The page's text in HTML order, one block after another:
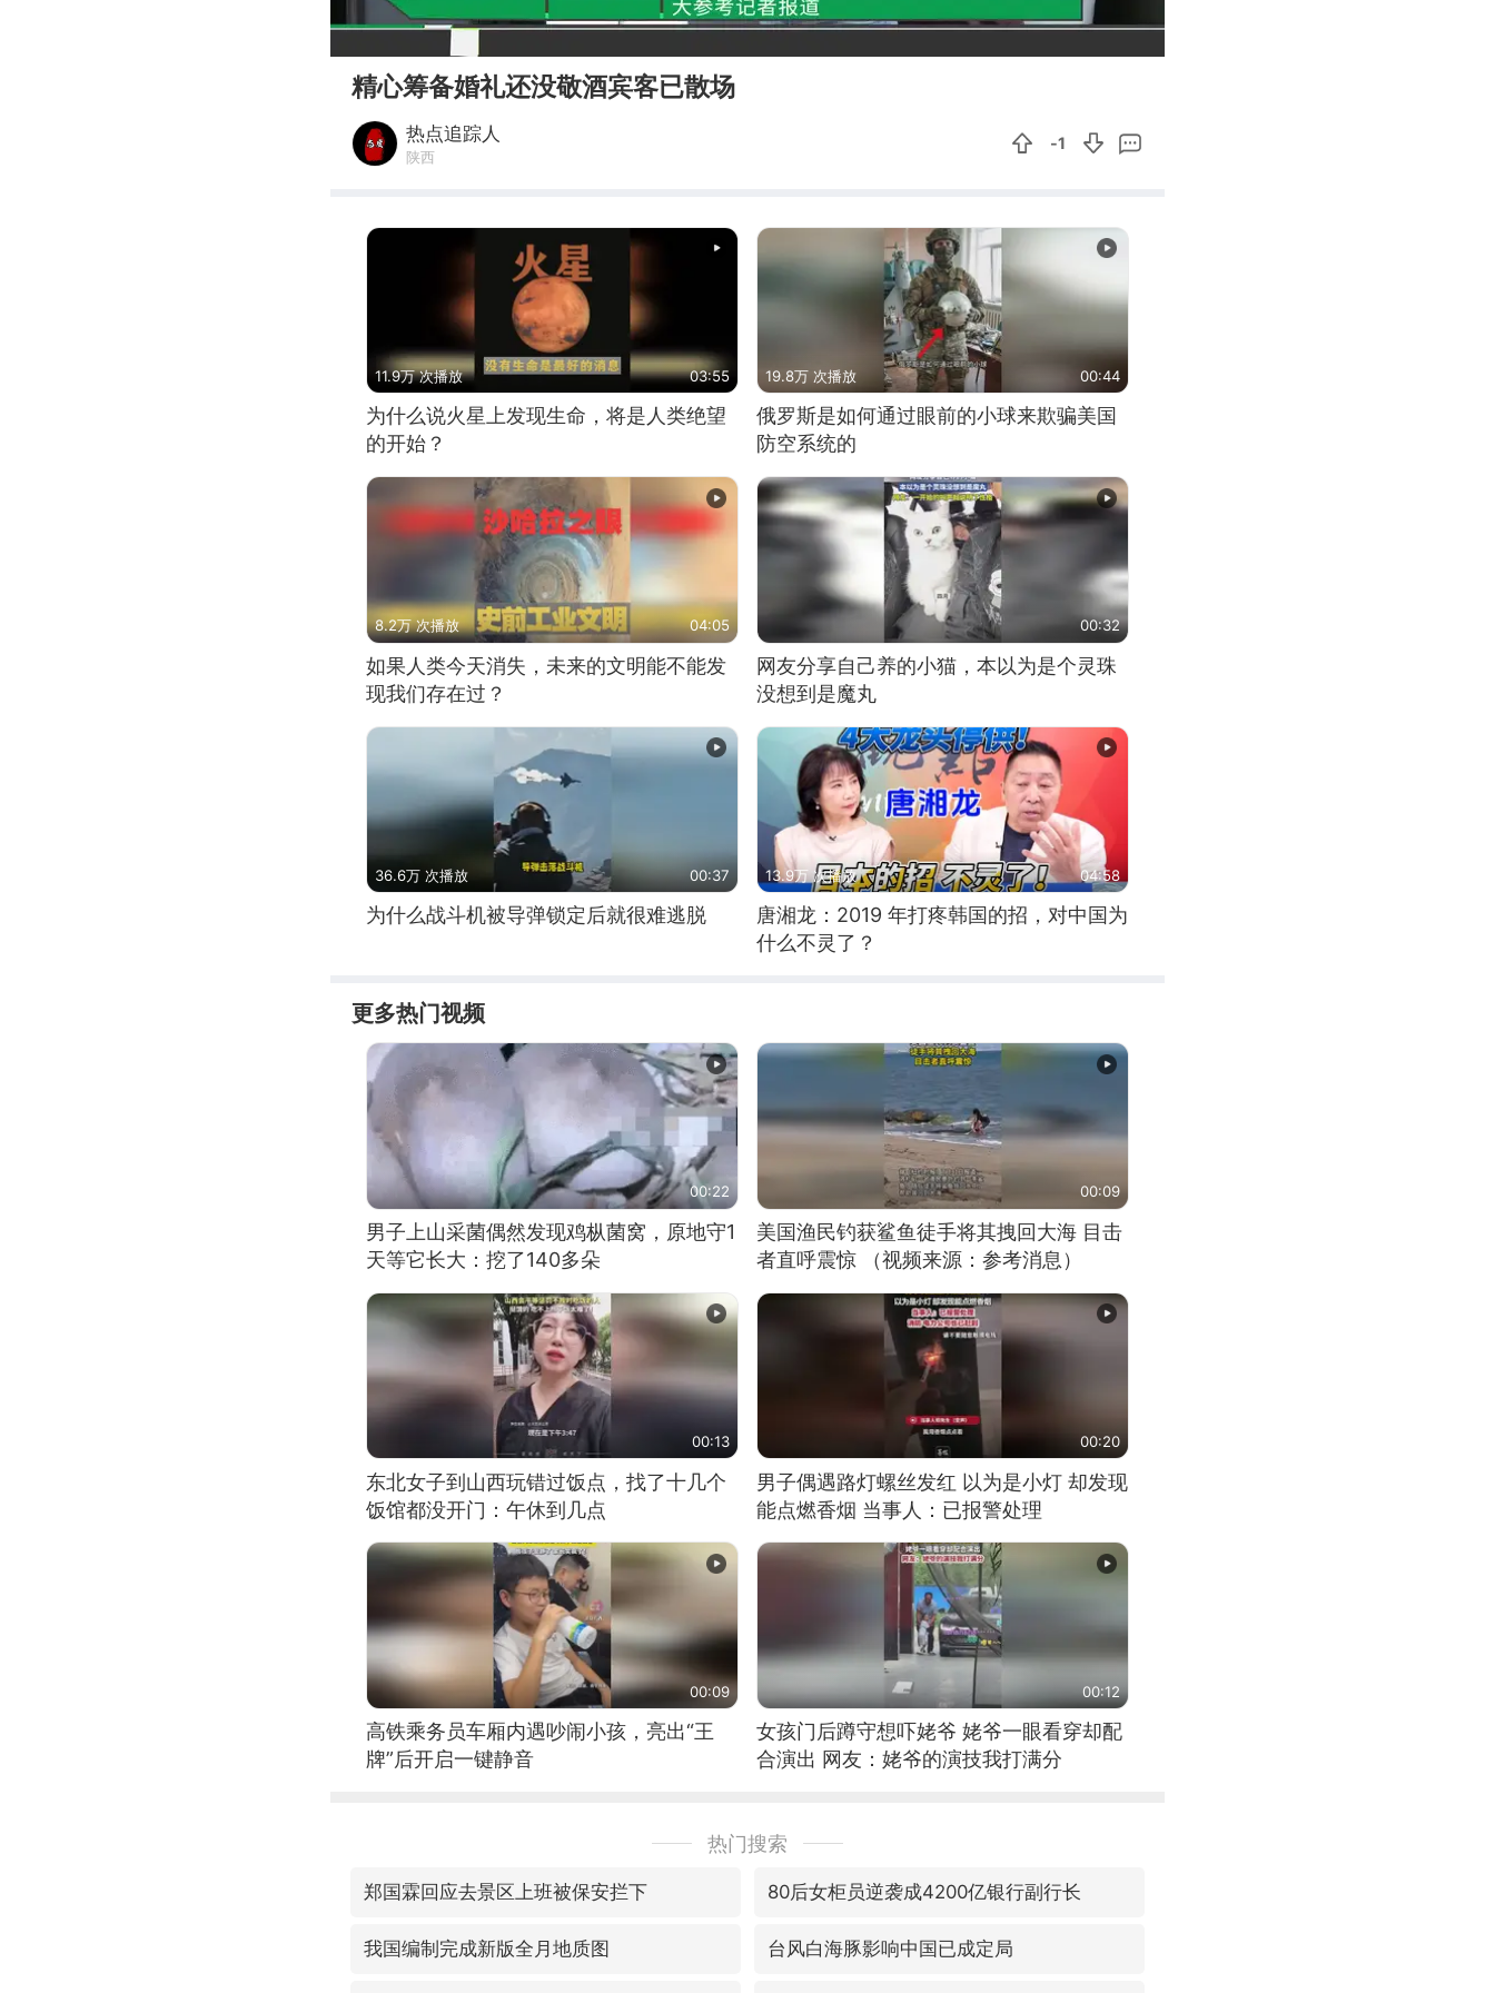
精心筹备婚礼还没敬酒宾客已散场
热点追踪人
陕西
-1
11.9万 次播放 03:55
为什么说火星上发现生命，将是人类绝望
的开始？
19.8万 次播放 00:44
俄罗斯是如何通过眼前的小球来欺骗美国
防空系统的
8.2万 次播放 04:05
如果人类今天消失，未来的文明能不能发
现我们存在过？
00:32
网友分享自己养的小猫，本以为是个灵珠
没想到是魔丸
36.6万 次播放 00:37
为什么战斗机被导弹锁定后就很难逃脱
13.9万 次播放 04:58
唐湘龙：2019 年打疼韩国的招，对中国为
什么不灵了？
更多热门视频
00:22
男子上山采菌偶然发现鸡枞菌窝，原地守1
天等它长大：挖了140多朵
00:09
美国渔民钓获鲨鱼徒手将其拽回大海 目击
者直呼震惊 （视频来源：参考消息）
00:13
东北女子到山西玩错过饭点，找了十几个
饭馆都没开门：午休到几点
00:20
男子偶遇路灯螺丝发红 以为是小灯 却发现
能点燃香烟 当事人：已报警处理
00:09
高铁乘务员车厢内遇吵闹小孩，亮出“王
牌”后开启一键静音
00:12
女孩门后蹲守想吓姥爷 姥爷一眼看穿却配
合演出 网友：姥爷的演技我打满分
热门搜索
郑国霖回应去景区上班被保安拦下 80后女柜员逆袭成4200亿银行副行长
我国编制完成新版全月地质图 台风白海豚影响中国已成定局